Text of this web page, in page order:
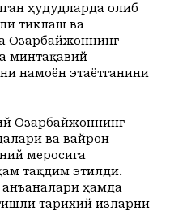
ҳудудларда олиб
тиклаш ва
Озарбайжоннинг
минтақавий
намоён этаётганини
Озарбайжоннинг
ва вайрон
меросига
тақдим этилди.
анъаналари ҳамда
тарихий изларни